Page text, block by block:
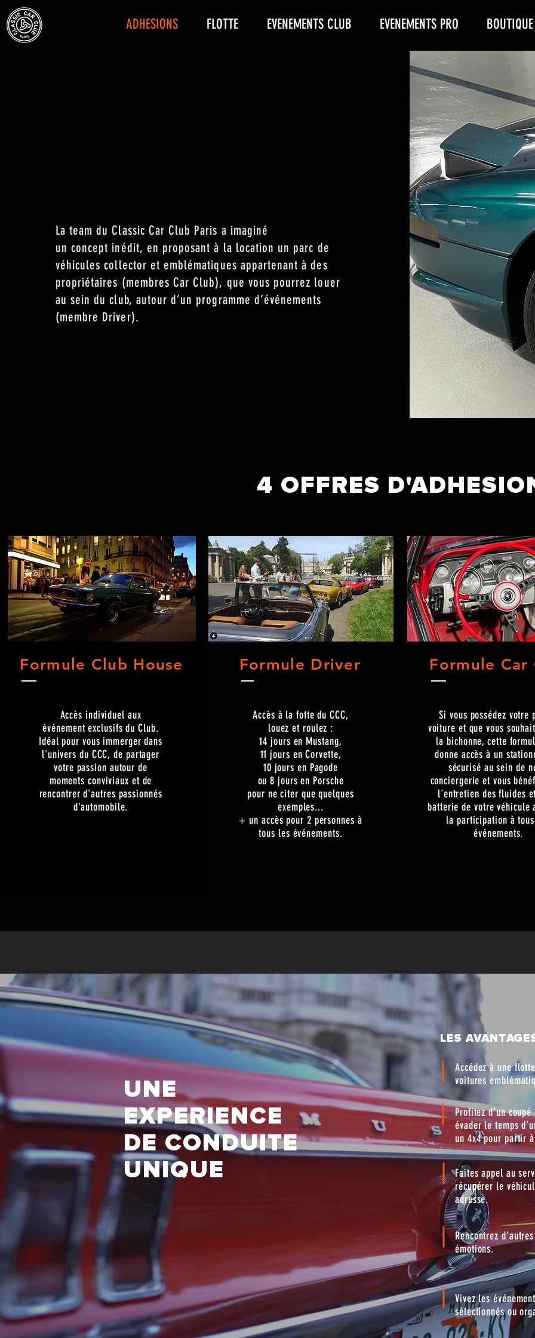
ADHESIONS FLOTTE EVENEMENTS CLUB EVENEMENTS PRO BOUTIQUE
La team du Classic Car Club Paris a imaginé
un concept inédit, en proposant à la location un parc de
véhicules collector et emblématiques appartenant à des
propriétaires (membres Car Club), que vous pourrez louer
au sein du club, autour d’un programme d’événements
(membre Driver).
4 OFFRES
Formule Club House
Accès individuel aux
événement exclusifs du Club.
Idéal pour vous immerger dans
l'univers du CCC, de partager
votre passion autour de
moments conviviaux et de
rencontrer d'autres passionnés
d'automobile.
Formule Driver
Accès à la fotte du CCC,
louez et roulez :
14 jours en Mustang,
11 jours en Corvette,
10 jours en Pagode
ou 8 jours en Porsche
pour ne citer que quelques
exemples...
+ un accès pour 2 personnes à
tous les événements.
Formule Car
Si vous possédez votre
voiture et que vous
la bichonne, cette
donne accès à un
sécurisé au sein de
conciergerie et vous
l'entretien des fluides
batterie de votre véhicule
la participation à
événements.
UNE
EXPERIENCE
DE CONDUITE
UNIQUE
LES
Accédez à une
voitures
Profitez d’un
évader le temps
un 4x4 pour partir
Faites appel au
récupérer le
adresse.
Rencontrez
émotions.
Vivez les
sélectionnés ou